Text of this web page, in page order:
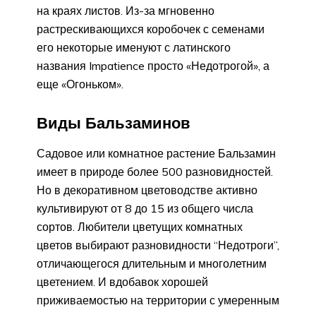
на краях листов. Из-за мгновенно
растрескивающихся коробочек с семенами
его некоторые именуют с латинского
названия Impatience просто «Недотрогой», а
еще «Огоньком».
Виды Бальзаминов
Садовое или комнатное растение Бальзамин
имеет в природе более 500 разновидностей.
Но в декоративном цветоводстве активно
культивируют от 8 до 15 из общего числа
сортов. Любители цветущих комнатных
цветов выбирают разновидности “Недотроги”,
отличающегося длительным и многолетним
цветением. И вдобавок хорошей
приживаемостью на территории с умеренным